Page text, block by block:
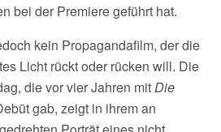
bei der Premiere geführt hat.
kein Propagandafilm, der die
Licht rückt oder rücken will. Die
die vor vier Jahren mitDie
gab, zeigt in ihrem an